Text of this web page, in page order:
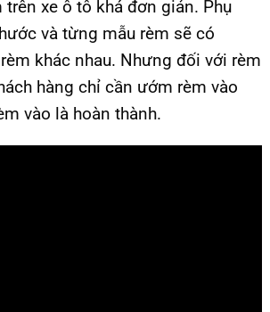
xe ô tô khá đơn giản. Phụ
và từng mẫu rèm sẽ có
khác nhau. Nhưng đối với rèm
hàng chỉ cần ướm rèm vào
vào là hoàn thành.